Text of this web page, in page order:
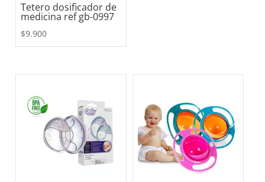
Tetero dosificador de
medicina ref gb-0997
$9.900